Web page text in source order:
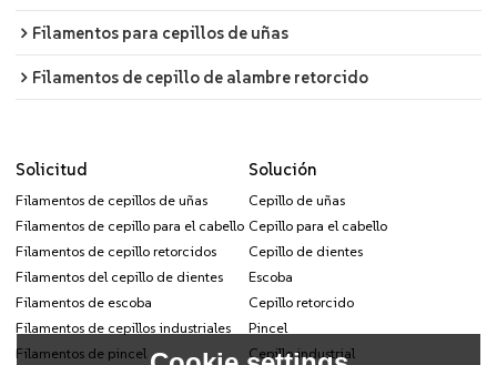
Filamentos para cepillos de uñas
Filamentos de cepillo de alambre retorcido
Solicitud
Filamentos de cepillos de uñas
Filamentos de cepillo para el cabello
Filamentos de cepillo retorcidos
Filamentos del cepillo de dientes
Filamentos de escoba
Filamentos de cepillos industriales
Filamentos de pincel
Solución
Cepillo de uñas
Cepillo para el cabello
Cepillo de dientes
Escoba
Cepillo retorcido
Pincel
Cepillo industrial